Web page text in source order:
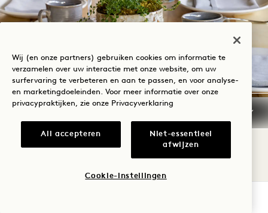
LANG EN GELUKKIG
drankarrangementen.
Wij (en onze partners) gebruiken cookies om informatie te
verzamelen over uw interactie met onze website, om uw
surfervaring te verbeteren en aan te passen, en voor analyse-
en marketingdoeleinden. Voor meer informatie over onze
privacypraktijken, zie onze Privacyverklaring
All accepteren
Niet-essentieel
afwijzen
Cookie-instellingen